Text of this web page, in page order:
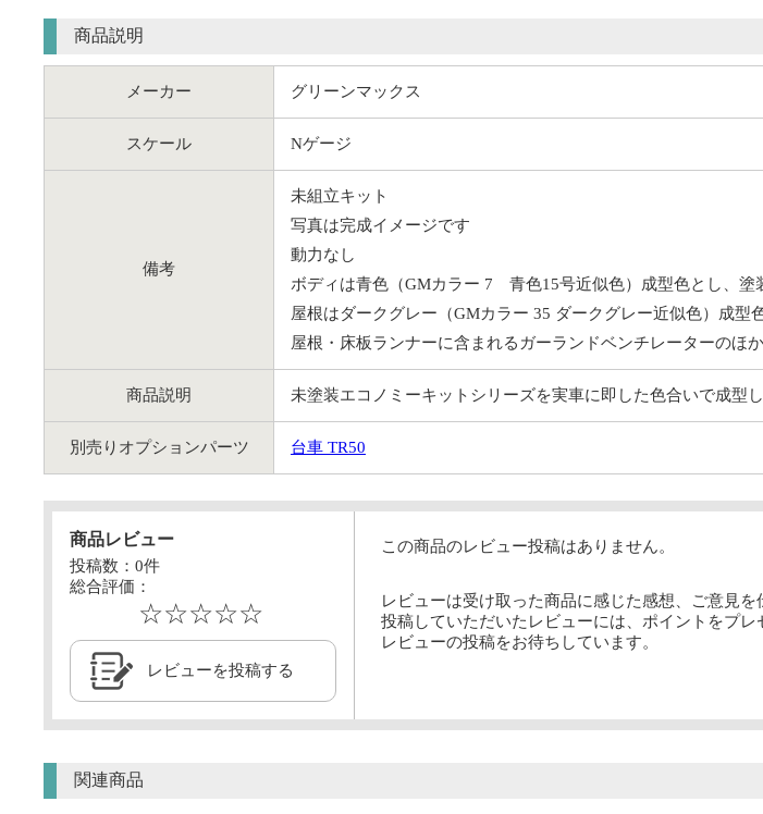
商品説明
メーカー グリーンマックス
スケール Nゲージ
備考
未組立キット
写真は完成イメージです
動力なし
ボディは青色（GMカラー 7 青色15号近似色）成型色とし、塗
屋根はダークグレー（GMカラー 35 ダークグレー近似色）成型
屋根・床板ランナーに含まれるガーランドベンチレーターのほ
商品説明 未塗装エコノミーキットシリーズを実車に即した色合いで成型
別売りオプションパーツ 台車 TR50
商品レビュー
投稿数： 0件
総合評価：
☆☆☆☆☆
レビューを投稿する
この商品のレビュー投稿はありません。
レビューは受け取った商品に感じた感想、ご意見を
投稿していただいたレビューには、ポイントをプ
レビューの投稿をお待ちしています。
関連商品